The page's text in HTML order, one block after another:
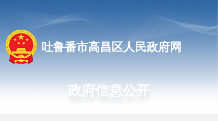
吐鲁番市高昌区人民政府网
政府信息公开